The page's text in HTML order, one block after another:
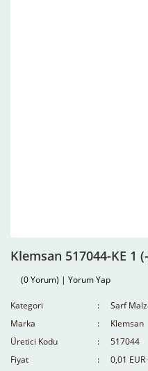
Klemsan 517044-KE 1
(0 Yorum) | Yorum Yap
Kategori
Sarf
Marka
Klemsan
Üretici Kodu
517044
Fiyat
0,01 EUR